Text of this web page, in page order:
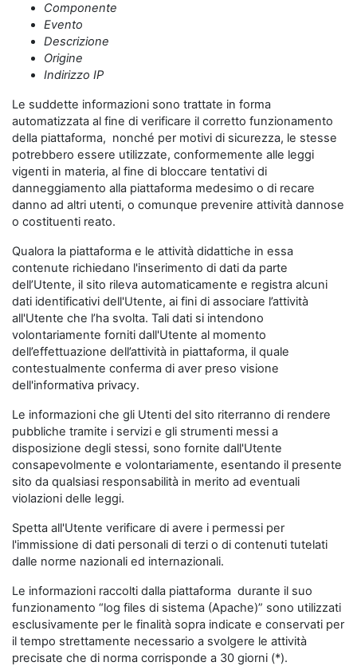
Componente
Evento
Descrizione
Origine
Indirizzo IP
Le suddette informazioni sono trattate in forma
automatizzata al fine di verificare il corretto funzionamento
della piattaforma, nonché per motivi di sicurezza, le stesse
potrebbero essere utilizzate, conformemente alle leggi
vigenti in materia, al fine di bloccare tentativi di
danneggiamento alla piattaforma medesimo o di recare
danno ad altri utenti, o comunque prevenire attività dannose
o costituenti reato.
Qualora la piattaforma e le attività didattiche in essa
contenute richiedano l'inserimento di dati da parte
dell’Utente, il sito rileva automaticamente e registra alcuni
dati identificativi dell'Utente, ai fini di associare l’attività
all'Utente che l’ha svolta. Tali dati si intendono
volontariamente forniti dall'Utente al momento
dell’effettuazione dell’attività in piattaforma, il quale
contestualmente conferma di aver preso visione
dell'informativa privacy.
Le informazioni che gli Utenti del sito riterranno di rendere
pubbliche tramite i servizi e gli strumenti messi a
disposizione degli stessi, sono fornite dall'Utente
consapevolmente e volontariamente, esentando il presente
sito da qualsiasi responsabilità in merito ad eventuali
violazioni delle leggi.
Spetta all'Utente verificare di avere i permessi per
l'immissione di dati personali di terzi o di contenuti tutelati
dalle norme nazionali ed internazionali.
Le informazioni raccolti dalla piattaforma durante il suo
funzionamento “log files di sistema (Apache)” sono utilizzati
esclusivamente per le finalità sopra indicate e conservati per
il tempo strettamente necessario a svolgere le attività
precisate che di norma corrisponde a 30 giorni (*).